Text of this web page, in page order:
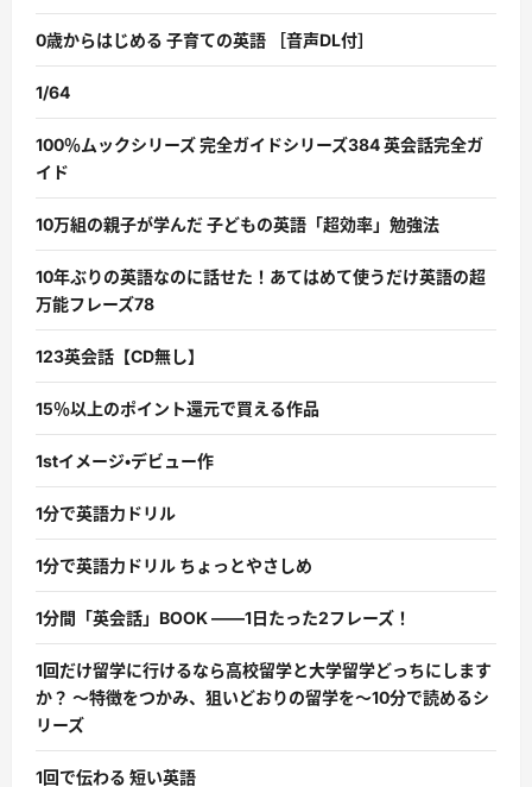
0歳からはじめる 子育ての英語 ［音声DL付］
1/64
100％ムックシリーズ 完全ガイドシリーズ384 英会話完全ガ
イド
10万組の親子が学んだ 子どもの英語「超効率」勉強法
10年ぶりの英語なのに話せた！あてはめて使うだけ英語の超
万能フレーズ78
123英会話【CD無し】
15％以上のポイント還元で買える作品
1stイメージ・デビュー作
1分で英語力ドリル
1分で英語力ドリル ちょっとやさしめ
1分間「英会話」BOOK ――1日たった2フレーズ！
1回だけ留学に行けるなら高校留学と大学留学どっちにします
か？ 〜特徴をつかみ、狙いどおりの留学を〜10分で読めるシ
リーズ
1回で伝わる 短い英語